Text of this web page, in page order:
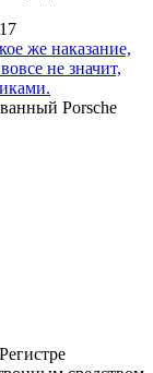
же наказание,
не значит,
Porsche